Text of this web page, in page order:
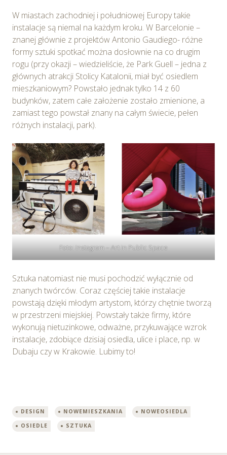
W miastach zachodniej i południowej Europy takie
instalacje są niemal na każdym kroku. W Barcelonie –
znanej głównie z projektów Antonio Gaudiego- różne
formy sztuki spotkać można dosłownie na co drugim
rogu (przy okazji – wiedzieliście, że Park Guell – jedna z
głównych atrakcji Stolicy Katalonii, miał być osiedlem
mieszkaniowym? Powstało jednak tylko 14 z 60
budynków, zatem całe założenie zostało zmienione, a
zamiast tego powstał znany na całym świecie, pełen
różnych instalacji, park).
Foto: Instagram – Art in Public Space
Sztuka natomiast nie musi pochodzić wyłącznie od
znanych twórców. Coraz częściej takie instalacje
powstają dzięki młodym artystom, którzy chętnie tworzą
w przestrzeni miejskiej. Powstały także firmy, które
wykonują nietuzinkowe, odważne, przykuwające wzrok
instalacje, zdobiące dzisiaj osiedla, ulice i place, np. w
Dubaju czy w Krakowie. Lubimy to!
DESIGN NOWEMIESZKANIA
NOWEOSIEDLA
OSIEDLE
SZTUKA